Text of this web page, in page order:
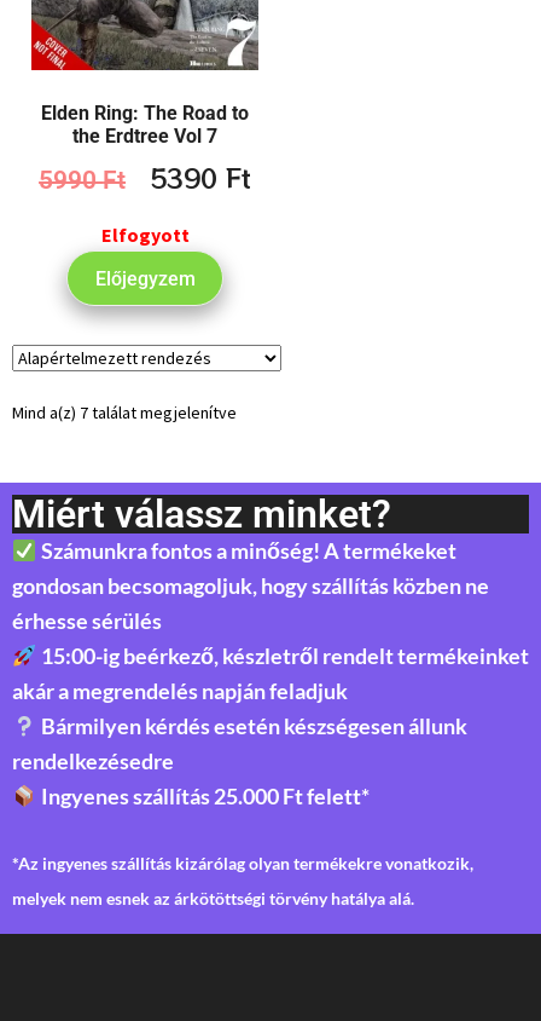
Elden Ring: The Road to
the Erdtree Vol 7
5990Ft 5390 Ft
Elfogyott
Előjegyzem
Mind a(z) 7 találat megjelenítve
Miért válassz minket?
Számunkra fontos a minőség! A termékeket
gondosan becsomagoljuk, hogy szállítás közben ne
érhesse sérülés
15:00-ig beérkező, készletről rendelt termékeinket
akár a megrendelés napján feladjuk
Bármilyen kérdés esetén készségesen állunk
rendelkezésedre
Ingyenes szállítás 25.000 Ft felett*
*Az ingyenes szállítás kizárólag olyan termékekre vonatkozik,
melyek nem esnek az árkötöttségi törvény hatálya alá.